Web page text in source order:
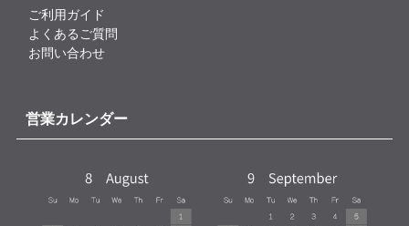
ご利用ガイド
よくあるご質問
お問い合わせ
営業カレンダー